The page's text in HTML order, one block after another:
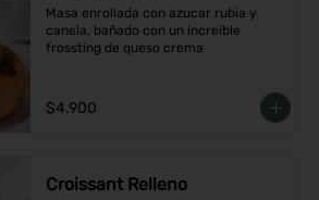
Masa enrollada con azucar rubia y
canela, bañado con un increíble
frossting de queso crema
$4.900
Croissant Relleno